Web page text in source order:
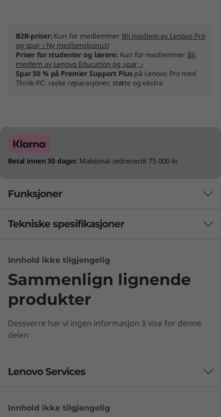
B2B-priser: Kun for medlemmer Bli medlem av Lenovo Pro
og spar › Ny medlemsbonus!
Priser for studenter og lærere: Kun for medlemmer Bli
medlem av Lenovo Education og spar ›
Spar 50 % på Premier Support Pluspå Lenovo Pro med
Think-PC: raske reparasjoner, støtte og ekstra
Betal innen 30 dager. Maksimal ordreverdi 75 000 kr.
Funksjoner
Tekniske spesifikasjoner
Ytelse
Prosessor
Up to 10th Gen Intel® Core™ i9
Up to Windows 10 Pro 64
Up to 2 DDR4 SODIMM 2933MHz
2.5” HDD or PCIe add-on cards
Innhold ikke tilgjengelig
Sammenlign lignende
produkter
Dessverre har vi ingen informasjon å vise for denne
delen
Lenovo Services
Lenovo Premier Support Plus
Innhold ikke tilgjengelig